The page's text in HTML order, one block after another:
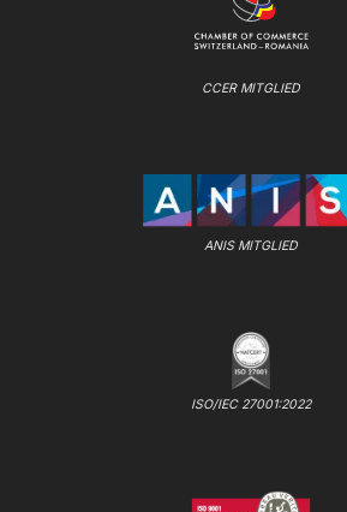
CCER MITGLIED
ANIS MITGLIED
ISO/IEC 27001:2022